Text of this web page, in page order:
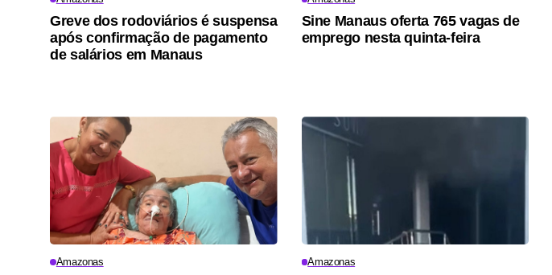
Greve dos rodoviários é suspensa
após confirmação de pagamento
de salários em Manaus
Sine Manaus oferta 765 vagas de
emprego nesta quinta-feira
Amazonas Amazonas